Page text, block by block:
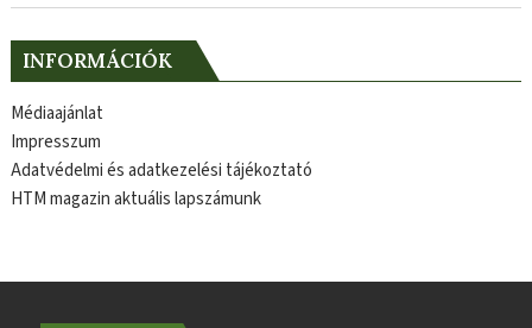
INFORMÁCIÓK
Médiaajánlat
Impresszum
Adatvédelmi és adatkezelési tájékoztató
HTM magazin aktuális lapszámunk